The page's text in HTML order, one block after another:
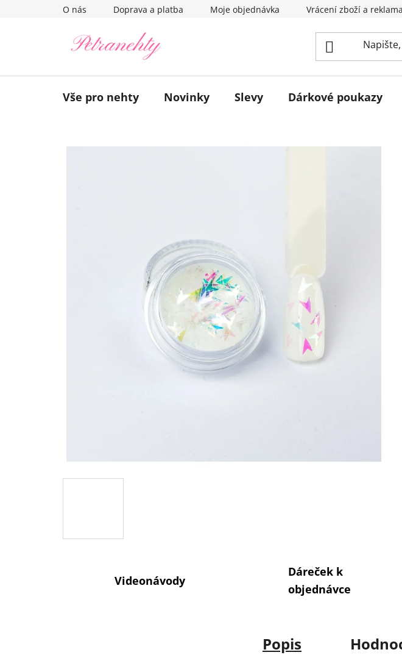
O nás Doprava a platba Moje objednávka Vrácení zboží a
Vše pro nehty Novinky Slevy Dárkové poukazy
Videonávody
Dáreček k
objednávce
Popis